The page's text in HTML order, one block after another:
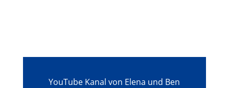
YouTube Kanal von Elena und Ben